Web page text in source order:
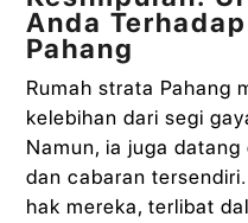
Anda
Pahang
Rumah strata Pahang
kelebihan dari segi
Namun, ia juga
dan cabaran
hak mereka, terlibat